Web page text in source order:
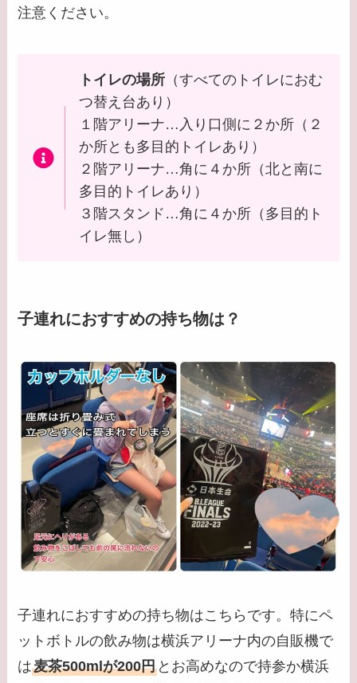
注意ください。
トイレの場所（すべてのトイレにおむ
つ替え台あり）
１階アリーナ…入り口側に２か所（２
か所とも多目的トイレあり）
２階アリーナ…角に４か所（北と南に
多目的トイレあり）
３階スタンド…角に４か所（多目的ト
イレ無し）
子連れにおすすめの持ち物は？
子連れにおすすめの持ち物はこちらです。特にペ
ットボトルの飲み物は横浜アリーナ内の自販機で
は麦茶500mlが200円 とお高めなので持参か横浜